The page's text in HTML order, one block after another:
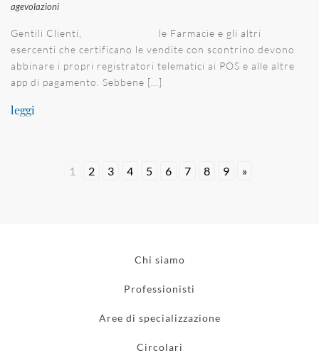
agevolazioni
Gentili Clienti, le Farmacie e gli altri
esercenti che certificano le vendite con scontrino devono
abbinare i propri registratori telematici ai POS e alle altre
app di pagamento. Sebbene […]
leggi
1 2 3 4 5 6 7 8 9 »
Chi siamo
Professionisti
Aree di specializzazione
Circolari